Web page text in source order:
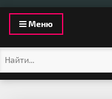
Toggle
navigation
Меню